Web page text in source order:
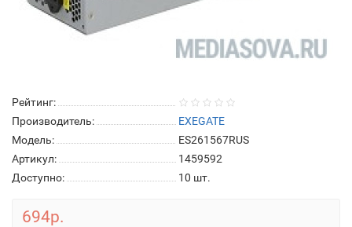
Рейтинг:
Производитель:
EXEGATE
Модель:
ES261567RUS
Артикул:
1459592
Доступно:
10 шт.
694р.